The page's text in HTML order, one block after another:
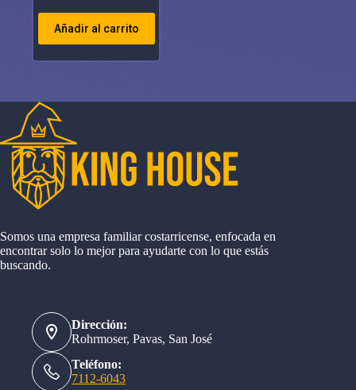
Añadir al carrito
Somos una empresa familiar costarricense, enfocada en
encontrar solo lo mejor para ayudarte con lo que estás
buscando.
Dirección:
Rohrmoser, Pavas, San José
Teléfono:
7112-6043